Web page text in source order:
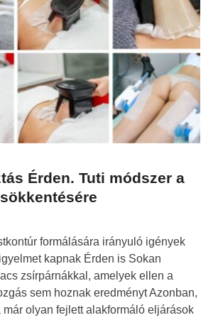
Érden. Tuti módszer a
formálására irányuló igények
kapnak Érden is Sokan
zsírpárnákkal, amelyek ellen a
sem hoznak eredményt Azonban,
már olyan fejlett alakformáló eljárások